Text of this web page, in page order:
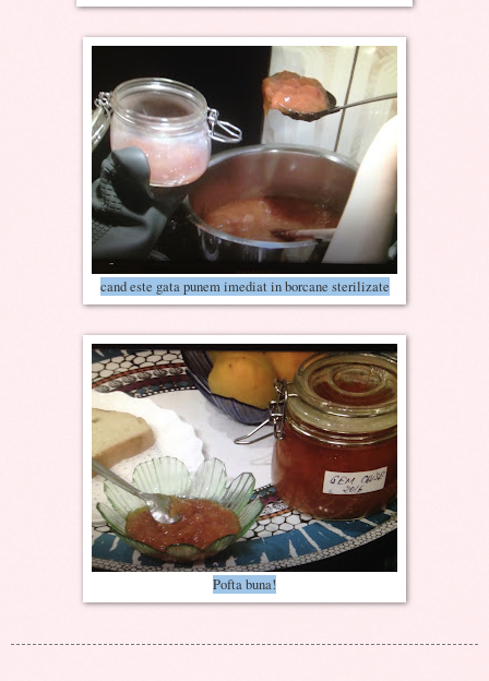
cand este gata punem imediat in borcane sterilizate
Pofta buna!